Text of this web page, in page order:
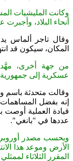
وكانت المليشيات
أنحاء البلاد،
وقال تاجر ألماس
المكان، سيكون قد
من جهة أخرى، مهَّد
عسكرية إلى
وقالت متحدثة باسم
إنه بفضل
قيادة العملية أوصت
عددها في "بانغي".
وبحسب مصدر
الأرض وموعد هذا
المقرر الثلاثاء لممثلي الدول الـ 28